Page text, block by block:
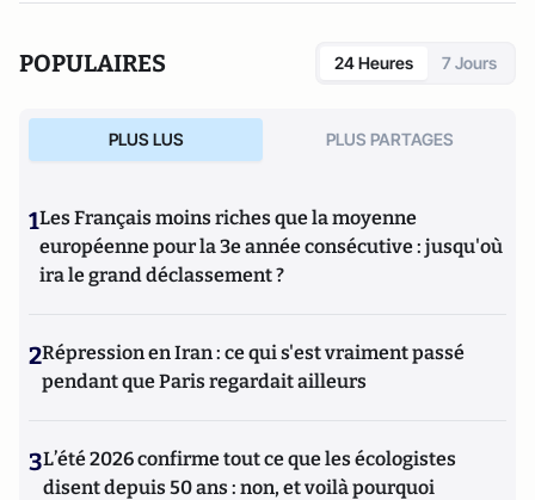
POPULAIRES 24 Heures 7 Jours
PLUS LUS PLUS PARTAGES
1Les Français moins riches que la moyenne
européenne pour la 3e année consécutive : jusqu'où
ira le grand déclassement ?
2Répression en Iran : ce qui s'est vraiment passé
pendant que Paris regardait ailleurs
3L’été 2026 confirme tout ce que les écologistes
disent depuis 50 ans : non, et voilà pourquoi